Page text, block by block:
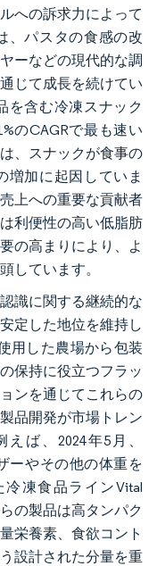
への訴求力によって
、パスタの食感の改
ーなどの現代的な調
じて成長を続けてい
を含む冷凍スナック
のCAGRで最も速い
、スナックが食事の
増加に起因していま
上への重要な貢献者
利便性の高い低脂肪
の高まりにより、よ
しています。
識に関する継続的な
定した地位を維持し
用した農場から包装
保持に役立つフラッ
ンを通じてこれらの
品開発が市場トレン
ば、2024年5月、
ーやその他の体重を
凍食品ラインVital
の製品は高タンパク
栄養素、食欲コント
設計された分量を重